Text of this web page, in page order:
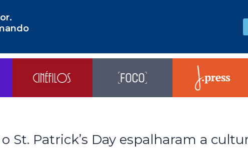
St. Patrick’s Day espalharam a